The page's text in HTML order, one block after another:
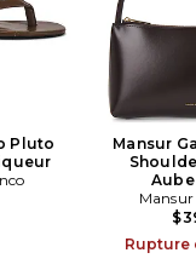
Pluto
Mansur
Rupture